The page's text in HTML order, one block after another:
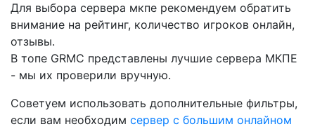
Для выбора сервера мкпе рекомендуем обратить
внимание на рейтинг, количество игроков онлайн,
отзывы.
В топе GRMC представлены лучшие сервера МКПЕ
- мы их проверили вручную.
Советуем использовать дополнительные фильтры,
если вам необходим сервер с большим онлайном